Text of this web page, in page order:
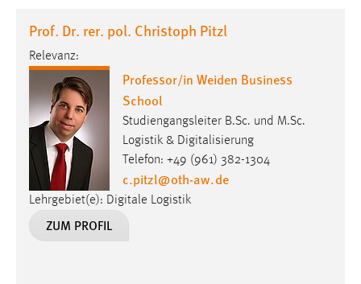
Prof. Dr. rer. pol. Christoph Pitzl
Relevanz:
Professor/in Weiden Business
School
Studiengangsleiter B.Sc. und M.Sc.
Logistik & Digitalisierung
Telefon: +49 (961) 382-1304
c.pitzl@oth-aw.de
Lehrgebiet(e): Digitale Logistik
ZUM PROFIL
Performance
Name:
staticfilecache
Zweck:
Für performante Seitenauslieferung wird in diesem Cookie
gespeichert, ob man eingeloggt ist.
Sprachpräferenz